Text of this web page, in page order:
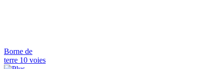
Borne de
terre 10 voies